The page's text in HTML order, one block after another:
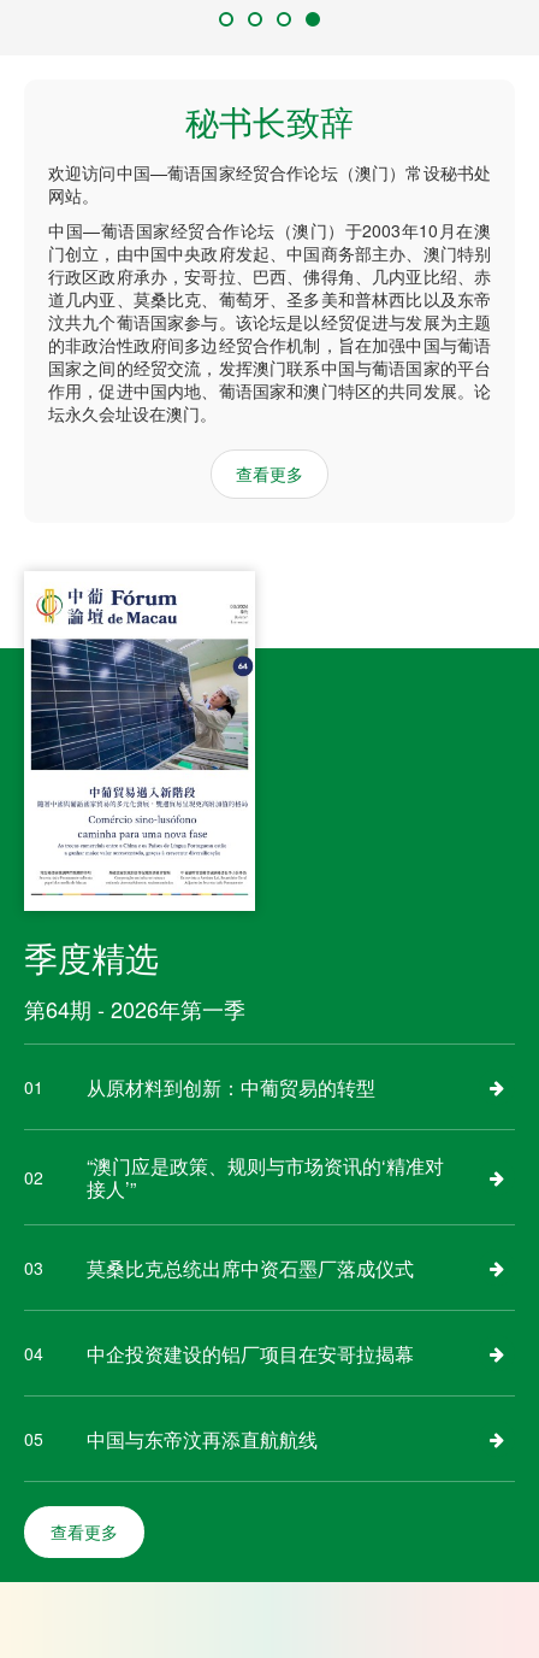
秘书长致辞
欢迎访问中国—葡语国家经贸合作论坛（澳门）常设秘书处
网站。
中国—葡语国家经贸合作论坛（澳门）于2003年10月在澳
门创立，由中国中央政府发起、中国商务部主办、澳门特别
行政区政府承办，安哥拉、巴西、佛得角、几内亚比绍、赤
道几内亚、莫桑比克、葡萄牙、圣多美和普林西比以及东帝
汶共九个葡语国家参与。该论坛是以经贸促进与发展为主题
的非政治性政府间多边经贸合作机制，旨在加强中国与葡语
国家之间的经贸交流，发挥澳门联系中国与葡语国家的平台
作用，促进中国内地、葡语国家和澳门特区的共同发展。论
坛永久会址设在澳门。
查看更多
季度精选
第64期 - 2026年第一季
01 从原材料到创新：中葡贸易的转型
02
“澳门应是政策、规则与市场资讯的‘精准对
接人’”
03 莫桑比克总统出席中资石墨厂落成仪式
04 中企投资建设的铝厂项目在安哥拉揭幕
05 中国与东帝汶再添直航航线
查看更多